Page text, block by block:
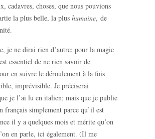
cadavres, choses, que nous pouvions
la plus belle, la plus humaine, de
je ne dirai rien d’autre: pour la magie
essentiel de ne rien savoir de
en suivre le déroulement à la fois
imprévisible. Je préciserai
je l’ai lu en italien; mais que je publie
français simplement parce qu’il est
il y a quelques mois et mérite qu’on
en parle, ici également. (Il me